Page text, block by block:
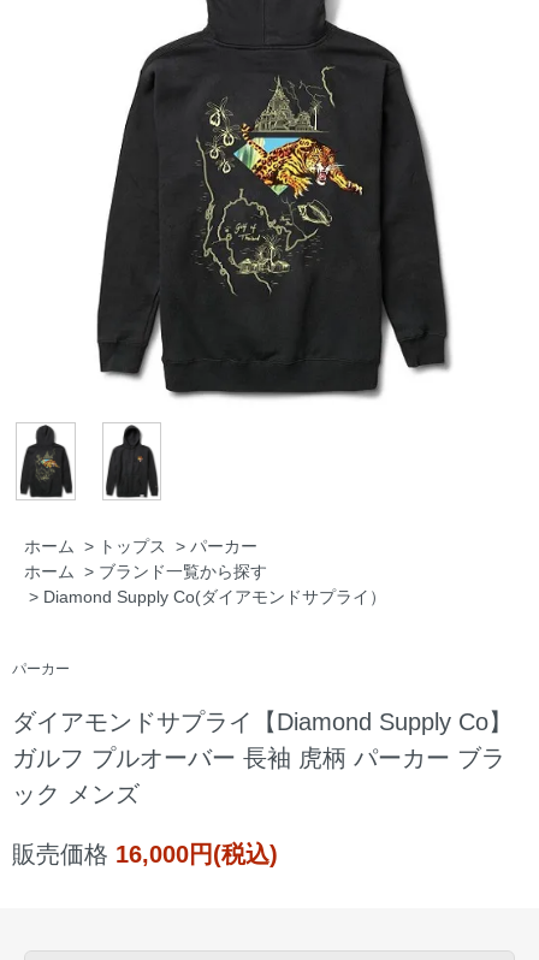
ホーム > トップス > パーカー
ホーム
> ブランド一覧から探す
> Diamond Supply Co(ダイアモンドサプライ）
パーカー
ダイアモンドサプライ【Diamond Supply Co】
ガルフ プルオーバー 長袖 虎柄 パーカー ブラ
ック メンズ
販売価格 16,000円(税込)